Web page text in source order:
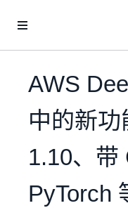
AWS
中的新功
1.10、带
PyTorch